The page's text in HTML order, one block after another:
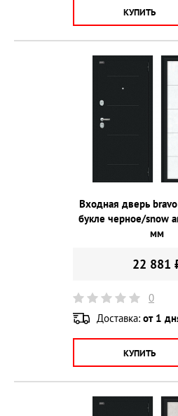
КУПИТЬ
Входная дверь
букле черное/snow
мм
22 881
0
Доставка: от 1
КУПИТЬ